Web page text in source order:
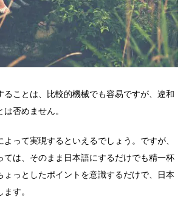
ることは、比較的機械でも容易ですが、違和
否めません。
よって実現するといえるでしょう。ですが、
ては、そのまま日本語にするだけでも精一杯
ょっとしたポイントを意識するだけで、日本
す。